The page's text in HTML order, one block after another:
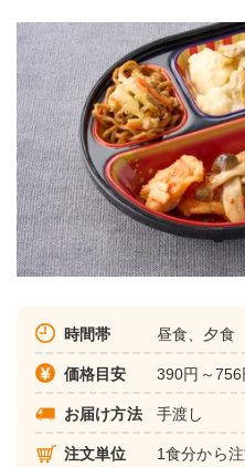
時間帯 昼食、夕食
価格目安 390円～
お届け方法 手渡し
注文単位 1食分から